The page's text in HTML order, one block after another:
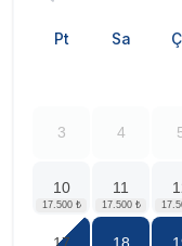
Pt Sa
3 4
10 11